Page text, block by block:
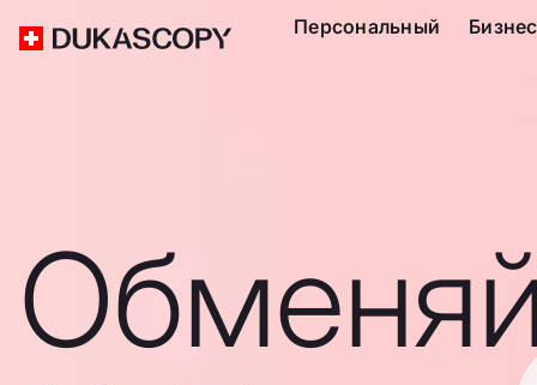
Персональный Бизнес